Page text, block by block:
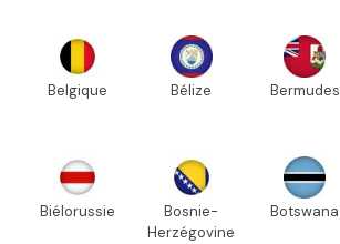
Belgique Bélize Bermudes
Biélorussie
Bosnie-
Herzégovine
Botswana